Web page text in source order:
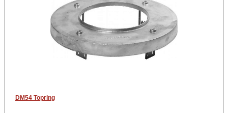
DM54 Topring